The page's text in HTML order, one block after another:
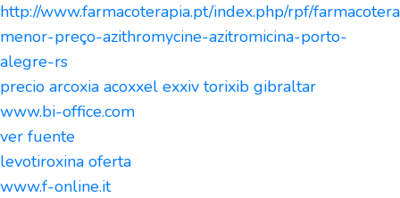
http://www.farmacoterapia.pt/index.php/rpf/
menor-preço-azithromycine-azitromicina-porto-
alegre-rs
precio arcoxia acoxxel exxiv torixib gibraltar
www.bi-office.com
ver fuente
levotiroxina oferta
www.f-online.it